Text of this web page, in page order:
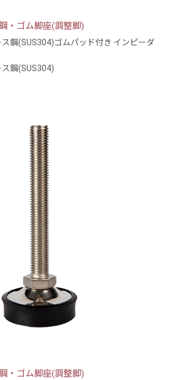
・ゴム脚座(調整脚)
鋼(SUS304)ゴムパッド付き インピーダ
鋼(SUS304)
・ゴム脚座(調整脚)